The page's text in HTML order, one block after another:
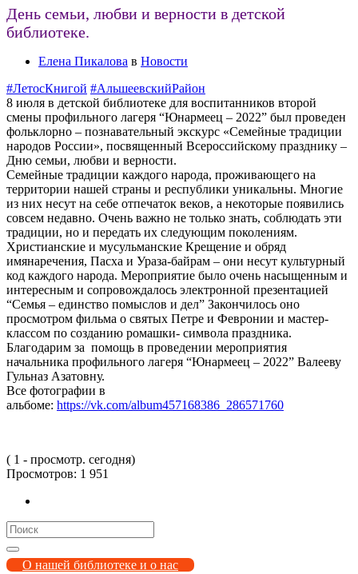
День семьи, любви и верности в детской
библиотеке.
Елена Пикалова в Новости
#ЛетосКнигой #АльшеевскийРайон
8 июля в детской библиотеке для воспитанников второй
смены профильного лагеря “Юнармеец – 2022” был проведен
фольклорно – познавательный экскурс «Семейные традиции
народов России», посвященный Всероссийскому празднику –
Дню семьи, любви и верности.
Семейные традиции каждого народа, проживающего на
территории нашей страны и республики уникальны. Многие
из них несут на себе отпечаток веков, а некоторые появились
совсем недавно. Очень важно не только знать, соблюдать эти
традиции, но и передать их следующим поколениям.
Христианские и мусульманские Крещение и обряд
имянаречения, Пасха и Ураза-байрам – они несут культурный
код каждого народа. Мероприятие было очень насыщенным и
интересным и сопровождалось электронной презентацией
“Семья – единство помыслов и дел” Закончилось оно
просмотром фильма о святых Петре и Февронии и мастер-
классом по созданию ромашки- символа праздника.
Благодарим за помощь в проведении мероприятия
начальника профильного лагеря “Юнармеец – 2022” Валееву
Гульназ Азатовну.
Все фотографии в
альбоме: https://vk.com/album457168386_286571760
( 1 - просмотр. сегодня)
Просмотров: 1 951
Search
for:
О нашей библиотеке и о нас